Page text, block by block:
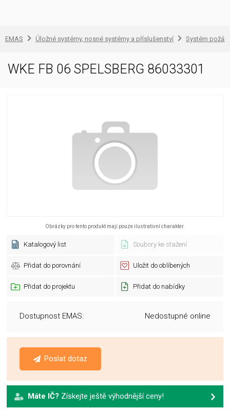
EMAS Úložné systémy, nosné systémy a příslušenství Systém
WKE FB 06 SPELSBERG 86033301
Obrázky pro tento produkt mají pouze ilustrativní charakter.
Katalogový list Soubory ke stažení
Přidat do porovnání Uložit do oblíbených
Přidat do projektu Přidat do nabídky
Dostupnost EMAS: Nedostupné online
Poslat dotaz
Máte IČ? Získejte ještě výhodnější ceny!